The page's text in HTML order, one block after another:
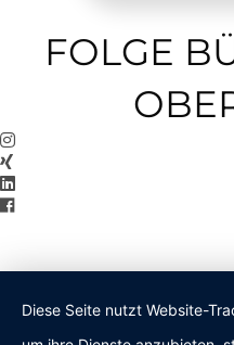
FOLGE
Diese Seite nutzt Website-